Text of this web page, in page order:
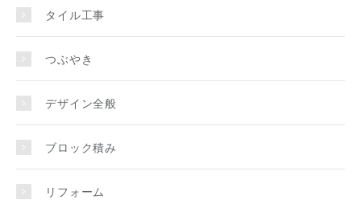
タイル工事
つぶやき
デザイン全般
ブロック積み
リフォーム